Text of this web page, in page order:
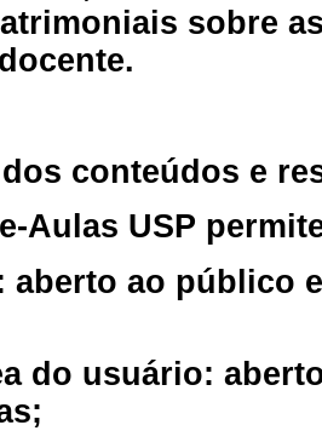
sobre
conteúdos e
Aulas USP
aberto ao público
do usuário: